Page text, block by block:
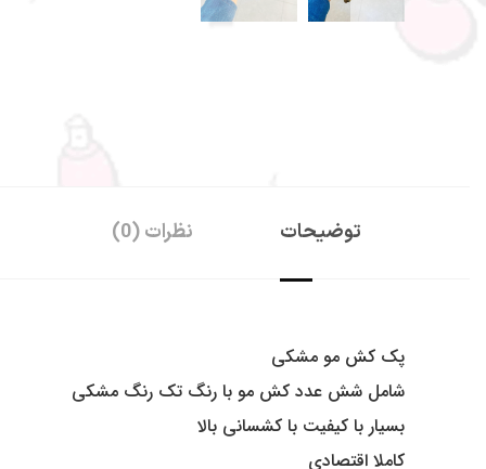
توضیحات نظرات (0)
پک کش مو مشکی
شامل شش عدد کش مو با رنگ تک رنگ مشکی
بسیار با کیفیت با کشسانی بالا
کاملا اقتصادی